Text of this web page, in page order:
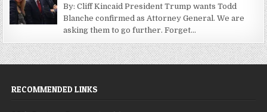
By: Cliff Kincaid President Trump wants Todd
Blanche confirmed as Attorney General. We are
asking them to go further. Forget...
RECOMMENDED LINKS